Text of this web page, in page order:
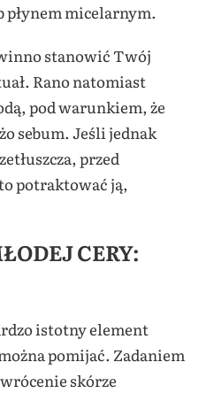
płynem micelarnym.
stanowić Twój
Rano natomiast
pod warunkiem, że
sebum. Jeśli jednak
przed
potraktować ją,
CERY:
istotny element
pomijać. Zadaniem
skórze